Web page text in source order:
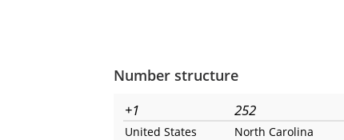
Number structure
+1 252
United States North Carolina